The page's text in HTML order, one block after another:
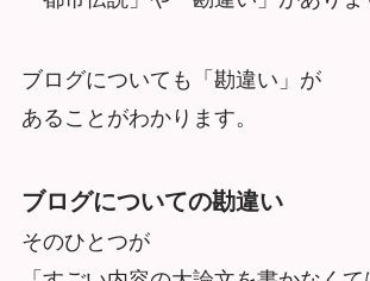
ブログについても「勘違い」が
あることがわかります。
ブログについての勘違い
そのひとつが